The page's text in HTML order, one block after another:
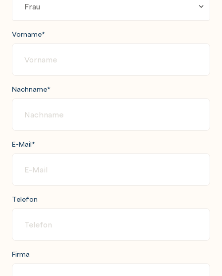
Vorname*
Nachname*
E-Mail*
Telefon
Firma